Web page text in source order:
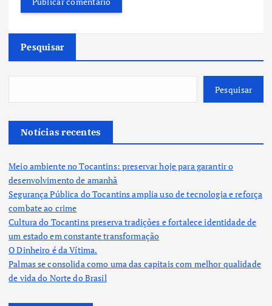
Pesquisar
Pesquisar
Notícias recentes
Meio ambiente no Tocantins: preservar hoje para garantir o
desenvolvimento de amanhã
Segurança Pública do Tocantins amplia uso de tecnologia e reforça
combate ao crime
Cultura do Tocantins preserva tradições e fortalece identidade de
um estado em constante transformação
O Dinheiro é da Vítima.
Palmas se consolida como uma das capitais com melhor qualidade
de vida do Norte do Brasil